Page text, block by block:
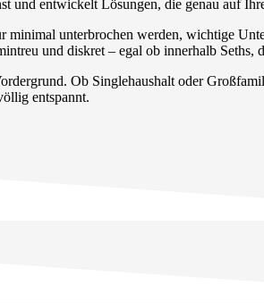
und entwickelt Lösungen, die genau auf
unterbrochen werden, wichtige
und diskret – egal ob innerhalb Seths,
Ob Singlehaushalt oder
entspannt.